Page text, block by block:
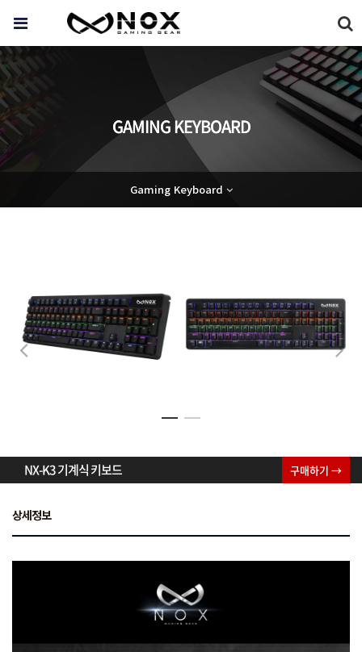
GAMING KEYBOARD
Gaming Keyboard
NX-K3 기계식 키보드 구매하기 →
상세정보